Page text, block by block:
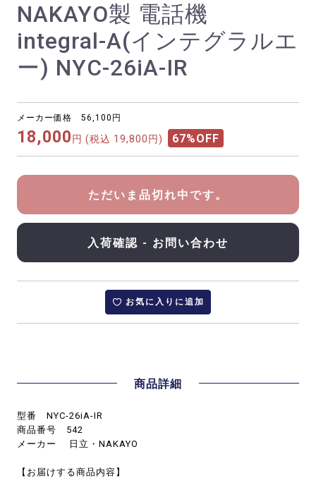
NAKAYO製 電話機
integral-A(インテグラルエ
ー) NYC-26iA-IR
メーカー価格 56,100円
18,000 円 (税込 19,800円) 67%OFF
ただいま品切れ中です。
入荷確認 - お問い合わせ
お気に入りに追加
商品詳細
型番 NYC-26iA-IR
商品番号 542
メーカー 日立・NAKAYO
【お届けする商品内容】